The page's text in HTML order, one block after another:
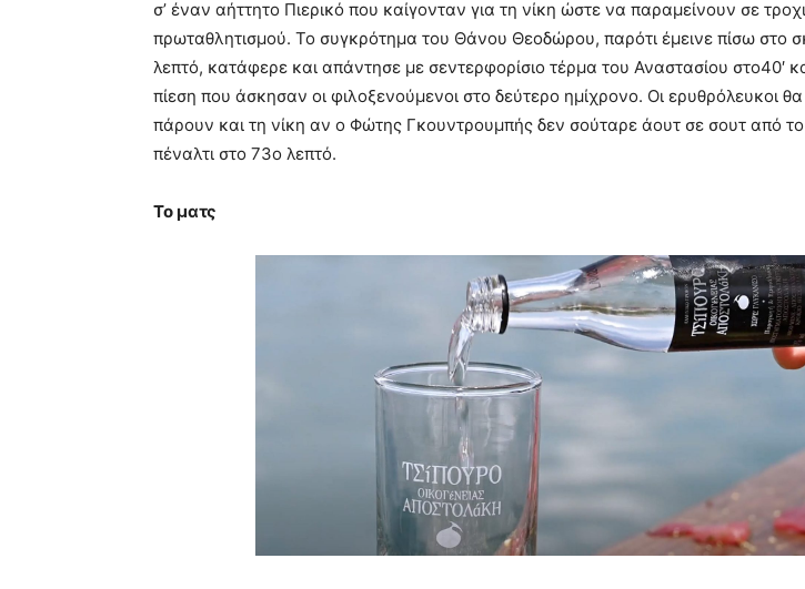
σ’ έναν αήττητο Πιερικό που καίγονταν για τη νίκη ώστε να παραμείνουν σε
πρωταθλητισμού. Το συγκρότημα του Θάνου Θεοδώρου, παρότι έμεινε πίσω στο
λεπτό, κατάφερε και απάντησε με σεντερφορίσιο τέρμα του Αναστασίου στο40′
πίεση που άσκησαν οι φιλοξενούμενοι στο δεύτερο ημίχρονο. Οι ερυθρόλευκοι
πάρουν και τη νίκη αν ο Φώτης Γκουντρουμπής δεν σούταρε άουτ σε σουτ από
πέναλτι στο 73ο λεπτό.
Το ματς